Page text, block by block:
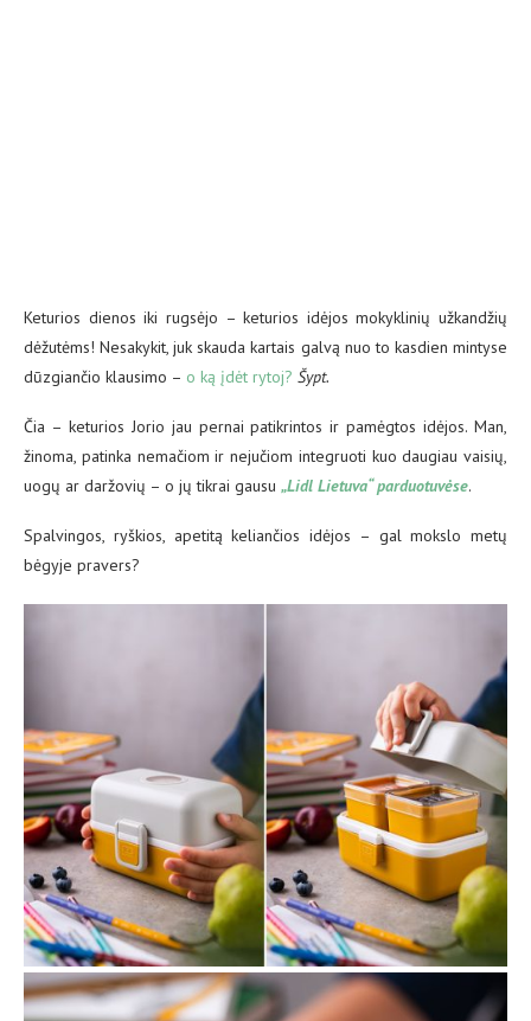
Keturios dienos iki rugsėjo – keturios idėjos mokyklinių užkandžių
dėžutėms! Nesakykit, juk skauda kartais galvą nuo to kasdien mintyse
dūzgiančio klausimo – o ką įdėt rytoj? Šypt.
Čia – keturios Jorio jau pernai patikrintos ir pamėgtos idėjos. Man,
žinoma, patinka nemačiom ir nejučiom integruoti kuo daugiau vaisių,
uogų ar daržovių – o jų tikrai gausu „Lidl Lietuva“ parduotuvėse.
Spalvingos, ryškios, apetitą keliančios idėjos – gal mokslo metų
bėgyje pravers?